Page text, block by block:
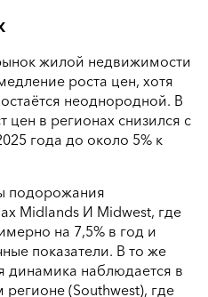
жилой недвижимости
роста цен, хотя
неоднородной. В
в регионах снизился с
года до около 5% к
подорожания
Midlands И Midwest, где
на 7,5% в год и
показатели. В то же
динамика наблюдается в
(Southwest), где